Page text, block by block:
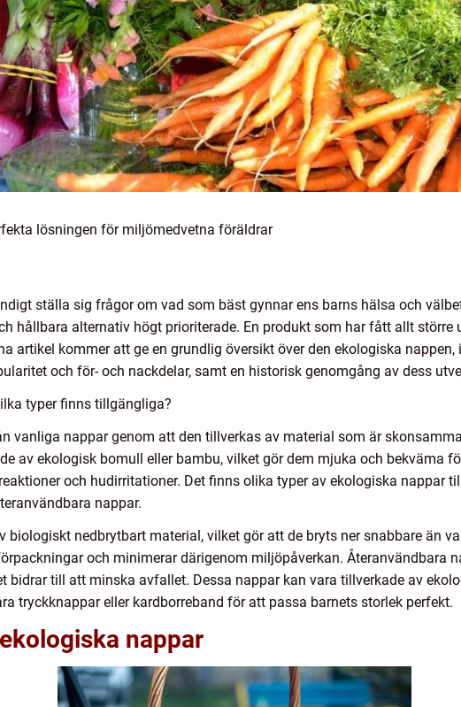
lösningen för miljömedvetna föräldrar
ställa sig frågor om vad som bäst gynnar ens barns hälsa och
hållbara alternativ högt prioriterade. En produkt som har fått allt större
artikel kommer att ge en grundlig översikt över den ekologiska
och för- och nackdelar, samt en historisk genomgång av dess
typer finns tillgängliga?
vanliga nappar genom att den tillverkas av material som är
av ekologisk bomull eller bambu, vilket gör dem mjuka och bekväma
och hudirritationer. Det finns olika typer av ekologiska nappar
nappar.
biologiskt nedbrytbart material, vilket gör att de bryts ner snabbare än
och minimerar därigenom miljöpåverkan. Återanvändbara
bidrar till att minska avfallet. Dessa nappar kan vara tillverkade av
tryckknappar eller kardborreband för att passa barnets storlek perfekt.
nappar